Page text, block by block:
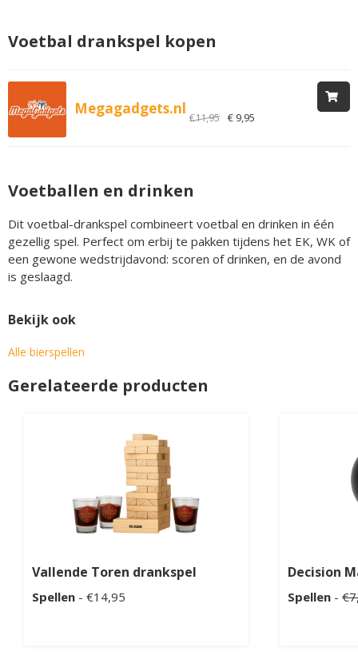
Voetbal drankspel kopen
Megagadgets.nl €11,95 € 9,95
Voetballen en drinken
Dit voetbal-drankspel combineert voetbal en drinken in één
gezellig spel. Perfect om erbij te pakken tijdens het EK, WK of
een gewone wedstrijdavond: scoren of drinken, en de avond
is geslaagd.
Bekijk ook
Alle bierspellen
Gerelateerde producten
Vallende Toren drankspel
Spellen - €14,95
Decision
Spellen -